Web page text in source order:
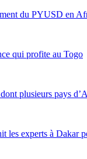
du PYUSD en
qui profite au Togo
plusieurs pays
les experts à Dakar